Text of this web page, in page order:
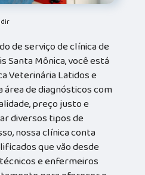
de serviço de clínica de
Santa Mônica, você está
Veterinária Latidos e
área de diagnósticos com
preço justo e
diversos tipos de
nossa clínica conta
que vão desde
e enfermeiros